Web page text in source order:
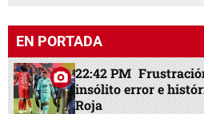
EN PORTADA
22:42 PM
insólito error e
Roja